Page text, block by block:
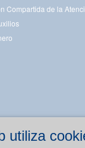
utiliza
Compartida de la